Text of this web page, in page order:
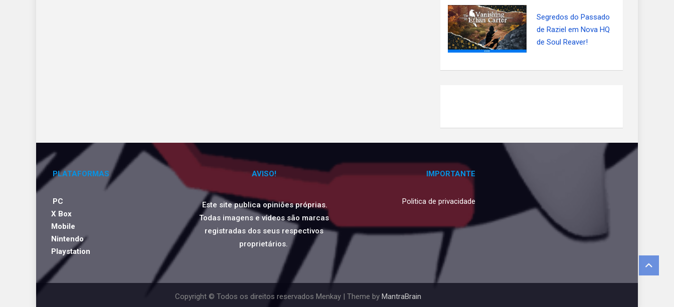
Segredos do Passado
de Raziel em Nova HQ
de Soul Reaver!
PLATAFORMAS
PC
X Box
Mobile
Nintendo
Playstation
AVISO!
Este site publica opiniões próprias.
Todas imagens e vídeos são marcas
registradas dos seus respectivos
proprietários.
IMPORTANTE
Politica de privacidade
Copyright © Todos os direitos reservados Menkay | Theme by MantraBrain